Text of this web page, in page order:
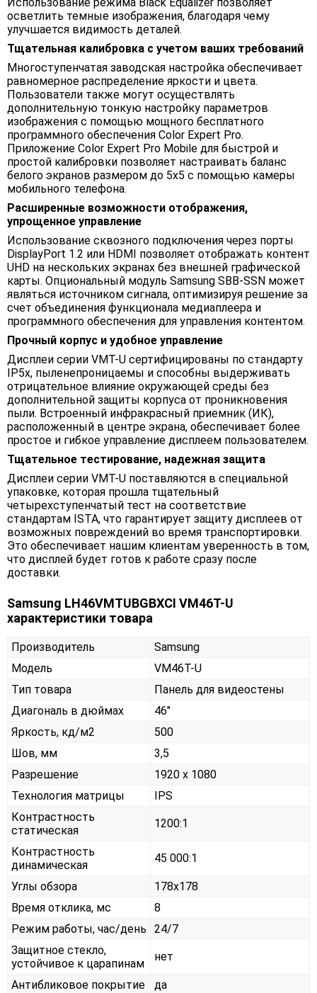
Использование режима Black Equalizer позволяет
осветлить темные изображения, благодаря чему
улучшается видимость деталей.
Тщательная калибровка с учетом ваших требований
Многоступенчатая заводская настройка обеспечивает
равномерное распределение яркости и цвета.
Пользователи также могут осуществлять
дополнительную тонкую настройку параметров
изображения с помощью мощного бесплатного
программного обеспечения Color Expert Pro.
Приложение Color Expert Pro Mobile для быстрой и
простой калибровки позволяет настраивать баланс
белого экранов размером до 5x5 с помощью камеры
мобильного телефона.
Расширенные возможности отображения,
упрощенное управление
Использование сквозного подключения через порты
DisplayPort 1.2 или HDMI позволяет отображать контент
UHD на нескольких экранах без внешней графической
карты. Опциональный модуль Samsung SBB-SSN может
являться источником сигнала, оптимизируя решение за
счет объединения функционала медиаплеера и
программного обеспечения для управления контентом.
Прочный корпус и удобное управление
Дисплеи серии VMT-U сертифицированы по стандарту
IP5x, пыленепроницаемы и способны выдерживать
отрицательное влияние окружающей среды без
дополнительной защиты корпуса от проникновения
пыли. Встроенный инфракрасный приемник (ИК),
расположенный в центре экрана, обеспечивает более
простое и гибкое управление дисплеем пользователем.
Тщательное тестирование, надежная защита
Дисплеи серии VMT-U поставляются в специальной
упаковке, которая прошла тщательный
четырехступенчатый тест на соответствие
стандартам ISTA, что гарантирует защиту дисплеев от
возможных повреждений во время транспортировки.
Это обеспечивает нашим клиентам уверенность в том,
что дисплей будет готов к работе сразу после
доставки.
Samsung LH46VMTUBGBXCI VM46T-U
характеристики товара
Производитель
Samsung
Модель
VM46T-U
Тип товара
Панель для видеостены
Диагональ в дюймах
46"
Яркость, кд/м2
500
Шов, мм
3,5
Разрешение
1920 x 1080
Технология матрицы
IPS
Контрастность
статическая
1200:1
Контрастность
динамическая
45 000:1
Углы обзора
178x178
Время отклика, мс
8
Режим работы, час/день
24/7
Защитное стекло,
устойчивое к царапинам
нет
Антибликовое покрытие
да